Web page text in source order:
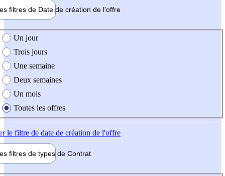
filtres de Date de création de l'offre
création de l'offre
Un jour
Trois jours
Une semaine
Deux semaines
Un mois
Toutes les offres
le filtre de date de création de l'offre
filtres de types de Contrat